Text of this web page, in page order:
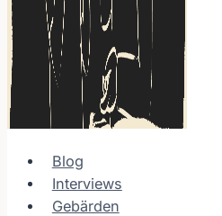
Blog
Interviews
Gebärden